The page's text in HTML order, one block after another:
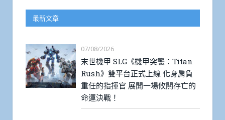
最新文章
07/08/2026
末世機甲 SLG《機甲突襲：Titan
Rush》雙平台正式上線 化身肩負
重任的指揮官 展開一場攸關存亡的
命運決戰！